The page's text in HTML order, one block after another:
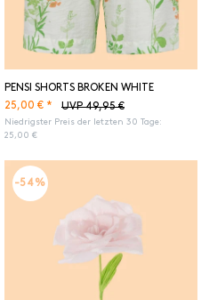
PENSI SHORTS BROKEN WHITE
UVP 49,95 €
25,00 € *
Niedrigster Preis der letzten 30 Tage:
25,00 €
-54%